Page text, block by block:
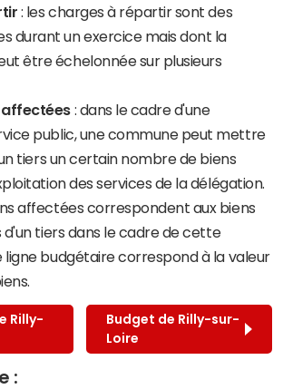
: les charges à répartir sont des
durant un exercice mais dont la
être échelonnée sur plusieurs
affectées : dans le cadre d'une
public, une commune peut mettre
tiers un certain nombre de biens
des services de la délégation.
affectées correspondent aux biens
d'un tiers dans le cadre de cette
ligne budgétaire correspond à la valeur
Rilly-
Budget de Rilly-sur-
Loire
: